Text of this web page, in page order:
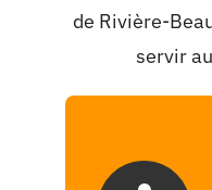
de Rivière-
servir